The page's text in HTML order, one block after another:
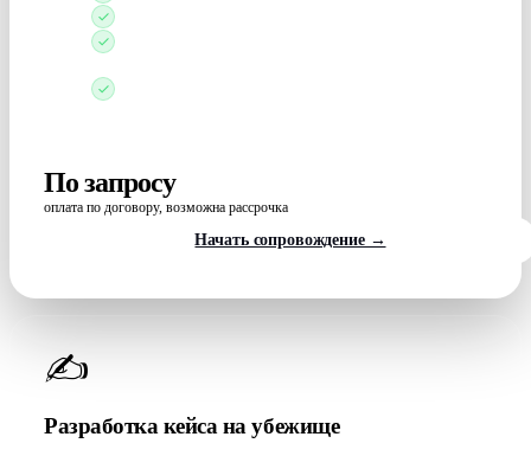
По запросу
оплата по договору, возможна рассрочка
Начать сопровождение →
✍️
Разработка кейса на убежище